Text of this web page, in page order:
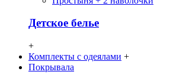
Детское белье
+
Комплекты с одеялами +
Покрывала